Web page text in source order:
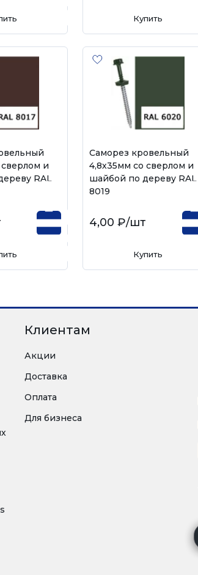
Купить
и
RAL
Саморез кровельный
4,8х35мм со сверлом и
шайбой по дереву RAL
8019
4,00 ₽/шт
Купить
Клиентам
Акции
Доставка
Оплата
Для бизнеса